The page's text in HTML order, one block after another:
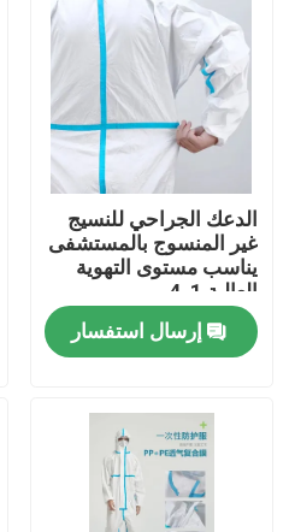
جولة في المعمل
مراقبة الجودة
اتصل بنا
اطلب اقتباس
بذلات واقية يمكن التخلص منها
معطف واقي يمكن التخلص منه
الدعك الجراحي للنسيج
غير المنسوج بالمستشفى
يناسب مستوى التهوية
العالية 1-4
إرسال استفسار